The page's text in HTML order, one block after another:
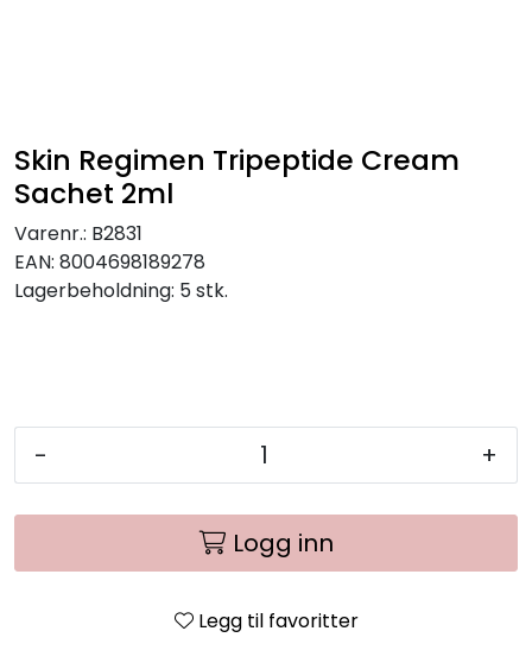
Skin Regimen Tripeptide Cream
Sachet 2ml
Varenr.: B2831
EAN: 8004698189278
Lagerbeholdning: 5 stk.
- +
Logg inn
Legg til favoritter